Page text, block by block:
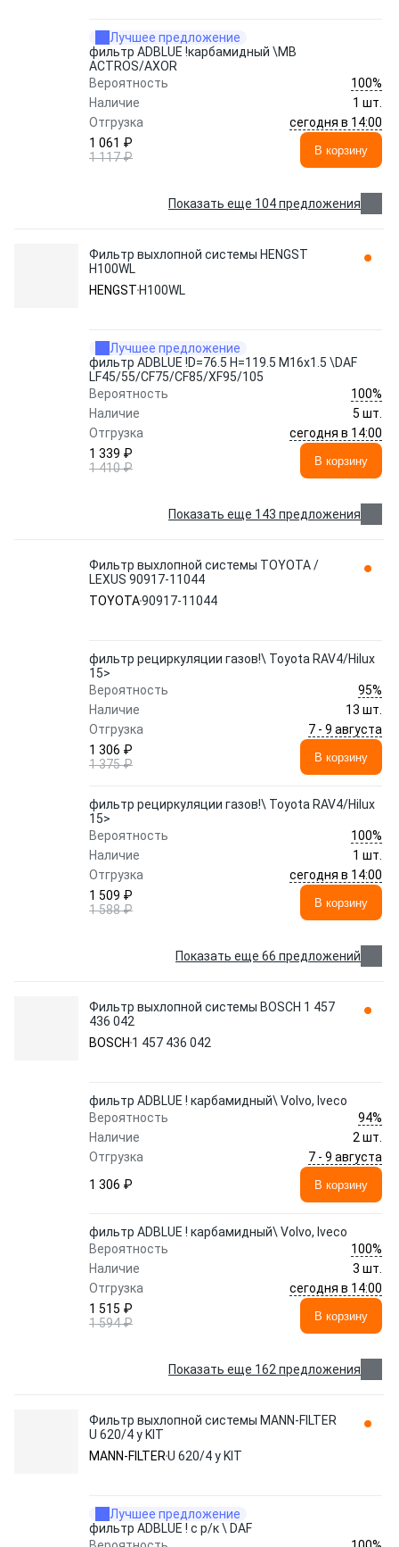
Лучшее предложение
фильтр ADBLUE !карбамидный \MB
ACTROS/AXOR
Вероятность
100%
Наличие
1 шт.
Отгрузка
сегодня в 14:00
1 061 ₽
1 117 ₽
В корзину
Показать еще 104 предложения
Фильтр выхлопной системы HENGST
H100WL
HENGST H100WL
Лучшее предложение
фильтр ADBLUE !D=76.5 H=119.5 M16x1.5 \DAF
LF45/55/CF75/CF85/XF95/105
Вероятность
100%
Наличие
5 шт.
Отгрузка
сегодня в 14:00
1 339 ₽
1 410 ₽
В корзину
Показать еще 143 предложения
Фильтр выхлопной системы TOYOTA /
LEXUS 90917-11044
TOYOTA90917-11044
фильтр рециркуляции газов!\ Toyota RAV4/Hilux
15>
Вероятность
95%
Наличие
13 шт.
Отгрузка
7 - 9 августа
1 306 ₽
1 375 ₽
В корзину
фильтр рециркуляции газов!\ Toyota RAV4/Hilux
15>
Вероятность
100%
Наличие
1 шт.
Отгрузка
сегодня в 14:00
1 509 ₽
1 588 ₽
В корзину
Показать еще 66 предложений
Фильтр выхлопной системы BOSCH 1 457
436 042
BOSCH 1 457 436 042
фильтр ADBLUE ! карбамидный\ Volvo, Iveco
Вероятность
94%
Наличие
2 шт.
Отгрузка
7 - 9 августа
1 306 ₽
В корзину
фильтр ADBLUE ! карбамидный\ Volvo, Iveco
Вероятность
100%
Наличие
3 шт.
Отгрузка
сегодня в 14:00
1 515 ₽
1 594 ₽
В корзину
Показать еще 162 предложения
Фильтр выхлопной системы MANN-FILTER
U 620/4 y KIT
MANN-FILTERU 620/4 y KIT
Лучшее предложение
фильтр ADBLUE ! с р/к \ DAF